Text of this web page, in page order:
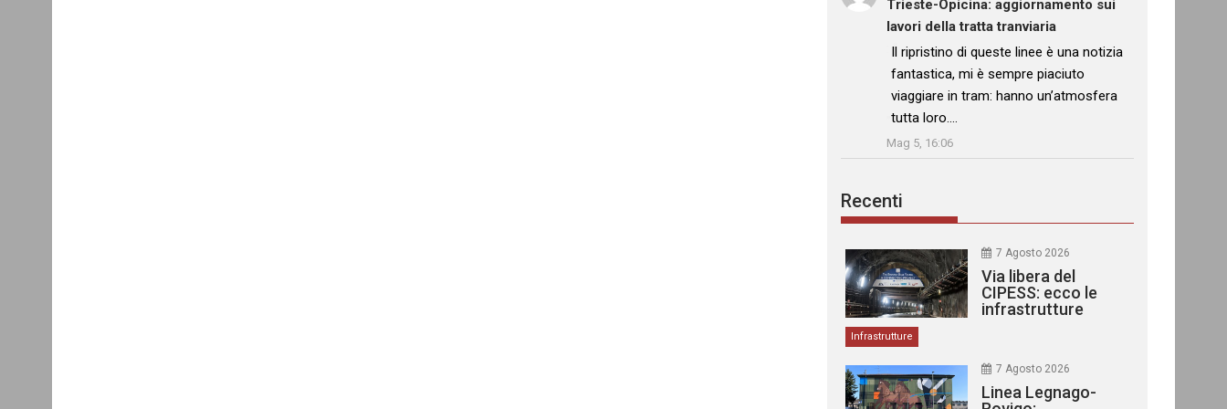
Trieste-Opicina: aggiornamento sui
lavori della tratta tranviaria
: “
Il ripristino di queste linee è una notizia
fantastica, mi è sempre piaciuto
viaggiare in tram: hanno un’atmosfera
tutta loro.…
Mag 5, 16:06
Recenti
7 Agosto 2026
Via libera del
CIPESS: ecco le
infrastrutture
Infrastrutture
7 Agosto 2026
Linea Legnago-